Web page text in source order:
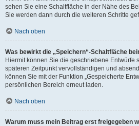
sehen Sie eine Schaltfläche in der Nähe des
Sie werden dann durch die weiteren Schritte
Nach oben
Was bewirkt die „Speichern“-Schaltfläche
Hiermit können Sie die geschriebene Entwürfe
späteren Zeitpunkt vervollständigen und
können Sie mit der Funktion „Gespeicherte
persönlichen Bereich erneut laden.
Nach oben
Warum muss mein Beitrag erst freigegeben